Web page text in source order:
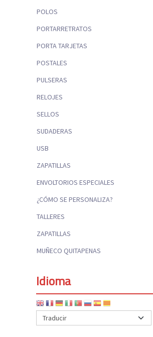
POLOS
PORTARRETRATOS
PORTA TARJETAS
POSTALES
PULSERAS
RELOJES
SELLOS
SUDADERAS
USB
ZAPATILLAS
ENVOLTORIOS ESPECIALES
¿CÓMO SE PERSONALIZA?
TALLERES
ZAPATILLAS
MUÑECO QUITAPENAS
Idioma